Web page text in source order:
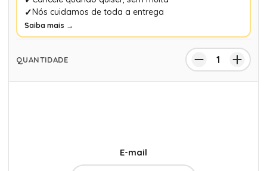
Nós cuidamos de toda a entrega
Saiba mais →
E-mail